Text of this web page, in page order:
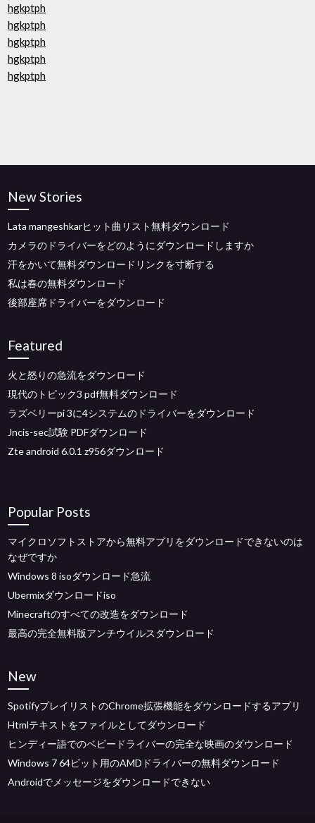
hgkptph
hgkptph
hgkptph
hgkptph
hgkptph
New Stories
Lata mangeshkarヒット曲リスト無料ダウンロード
カメラのドライバーをどのようにダウンロードしますか
汗をかいて無料ダウンロードリンクを寸断する
私は春の無料ダウンロード
後部座席ドライバーをダウンロード
Featured
火と怒りの急流をダウンロード
現代のトピック3 pdf無料ダウンロード
ラズベリーpi 3に4システムのドライバーをダウンロード
Jncis-sec試験 PDFダウンロード
Zte android 6.0.1 z956ダウンロード
Popular Posts
マイクロソフトストアから無料アプリをダウンロードできないのは
なぜですか
Windows 8 isoダウンロード急流
Ubermixダウンロードiso
Minecraftのすべての改造をダウンロード
最高の完全無料版アンチウイルスダウンロード
New
SpotifyプレイリストのChrome拡張機能をダウンロードするアプリ
Htmlテキストをファイルとしてダウンロード
ヒンディー語でのベビードライバーの完全な映画のダウンロード
Windows 7 64ビット用のAMDドライバーの無料ダウンロード
Androidでメッセージをダウンロードできない